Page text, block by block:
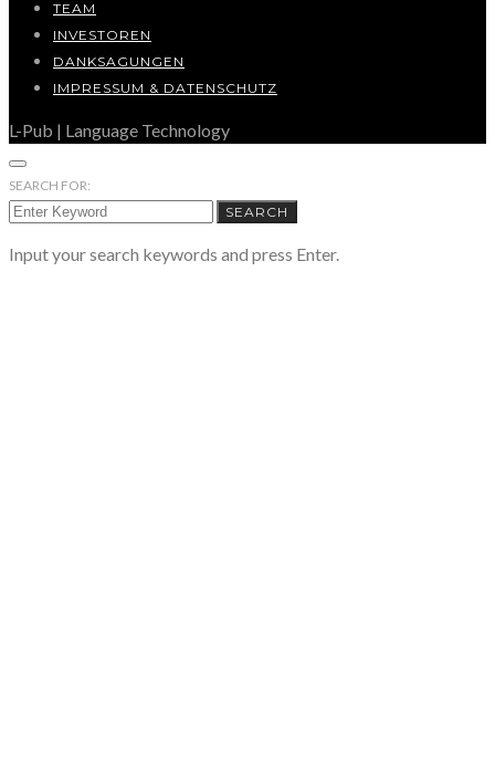
TEAM
INVESTOREN
DANKSAGUNGEN
IMPRESSUM & DATENSCHUTZ
L-Pub | Language Technology
SEARCH FOR:
SEARCH
Input your search keywords and press Enter.